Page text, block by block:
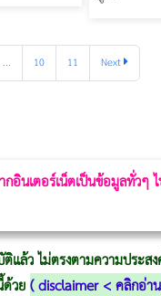
... 10 11 Next
อินเตอร์เน็ตเป็นข้อมูลทั่วๆ
ล้ว ไม่ตรงตามความประส
วย(disclaimer < คลิกอ่า